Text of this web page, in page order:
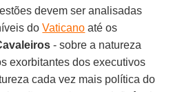
devem ser analisadas
doVaticano até os
- sobre a natureza
exorbitantes dos executivos
cada vez mais política do